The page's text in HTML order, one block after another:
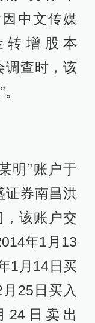
中文传媒
转增股本
调查时，该
明”账户于
证券南昌洪
该账户交
年1月13
1月14日买
25日买入
24日卖出